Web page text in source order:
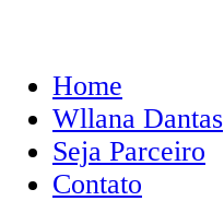
Home
Wllana Dantas
Seja Parceiro
Contato